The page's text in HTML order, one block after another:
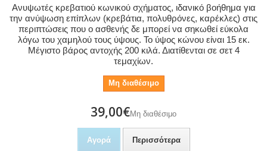
Ανυψωτές κρεβατιού κωνικού σχήματος, ιδανικό βοήθημα για
την ανύψωση επίπλων (κρεβάτια, πολυθρόνες, καρέκλες) στις
περιπτώσεις που ο ασθενής δε μπορεί να σηκωθεί εύκολα
λόγω του χαμηλού τους ύψους. Το ύψος κώνου είναι 15 εκ.
Μέγιστο βάρος αντοχής 200 κιλά. Διατίθενται σε σετ 4
τεμαχίων.
Μη διαθέσιμο
39,00€Μη διαθέσιμο
Αγορά Περισσότερα